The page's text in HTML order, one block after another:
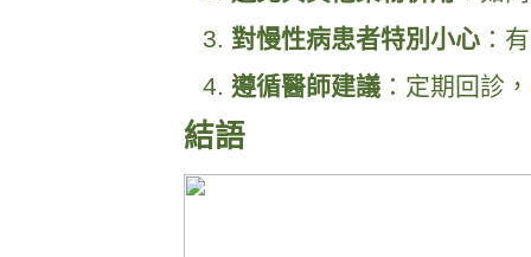
對慢性病患者特別小心 ：
遵循醫師建議 ：定期回診
結語